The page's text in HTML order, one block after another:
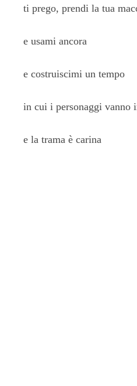
ti prego, prendi la tua
e usami ancora
e costruiscimi un tempo
in cui i personaggi vanno
e la trama è carina